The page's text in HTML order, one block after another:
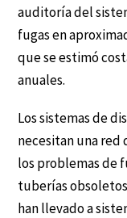
auditoría del
fugas en
que se estimó
anuales.
Los sistemas de
necesitan una
los problemas de
tuberías
han llevado a